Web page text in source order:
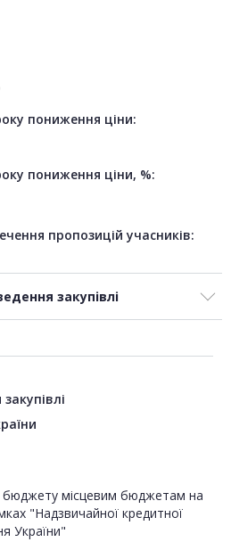
пониження ціни:
пониження ціни, %:
пропозицій учасників:
закупівлі
бюджету місцевим бюджетам на
"Надзвичайної кредитної
України"